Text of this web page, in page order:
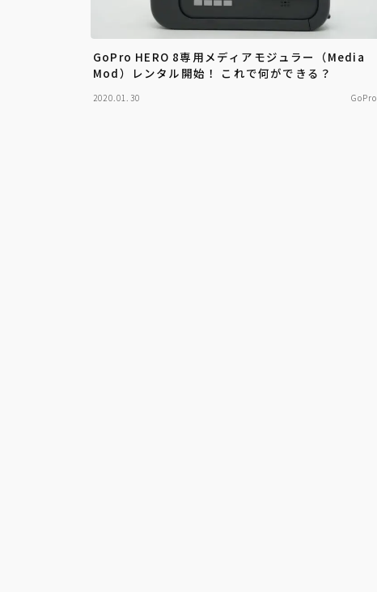
GoPro HERO 8専用メディアモジュラー（Media
Mod）レンタル開始！ これで何ができる？
2020.01.30 GoPro